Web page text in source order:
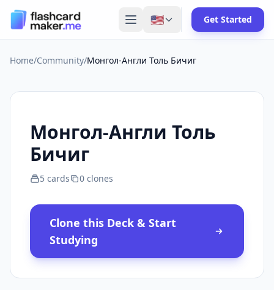
🇺🇸 Get Started
Home/Community/Монгол-Англи Толь Бичиг
Монгол-Англи Толь
Бичиг
5 cards 0 clones
Clone this Deck & Start
Studying